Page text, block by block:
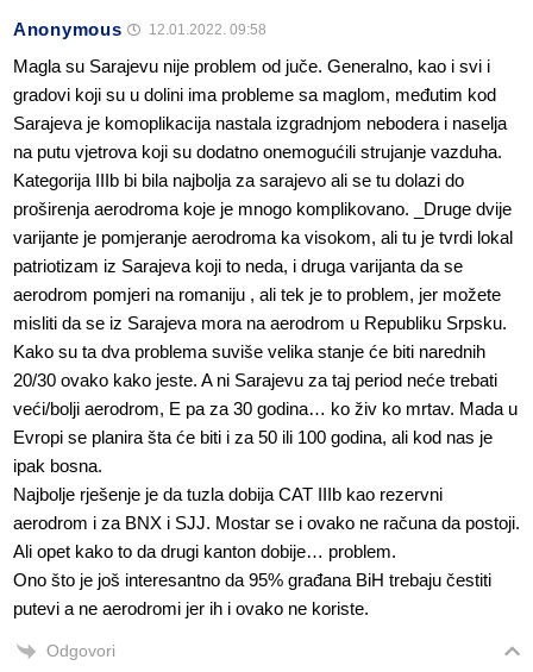
Anonymous 12.01.2022. 09:58
Magla su Sarajevu nije problem od juče. Generalno, kao i svi i
gradovi koji su u dolini ima probleme sa maglom, međutim kod
Sarajeva je komoplikacija nastala izgradnjom nebodera i naselja
na putu vjetrova koji su dodatno onemogućili strujanje vazduha.
Kategorija IIIb bi bila najbolja za sarajevo ali se tu dolazi do
proširenja aerodroma koje je mnogo komplikovano. _Druge dvije
varijante je pomjeranje aerodroma ka visokom, ali tu je tvrdi lokal
patriotizam iz Sarajeva koji to neda, i druga varijanta da se
aerodrom pomjeri na romaniju , ali tek je to problem, jer možete
misliti da se iz Sarajeva mora na aerodrom u Republiku Srpsku.
Kako su ta dva problema suviše velika stanje će biti narednih
20/30 ovako kako jeste. A ni Sarajevu za taj period neće trebati
veći/bolji aerodrom, E pa za 30 godina… ko živ ko mrtav. Mada u
Evropi se planira šta će biti i za 50 ili 100 godina, ali kod nas je
ipak bosna.
Najbolje rješenje je da tuzla dobija CAT IIIb kao rezervni
aerodrom i za BNX i SJJ. Mostar se i ovako ne računa da postoji.
Ali opet kako to da drugi kanton dobije… problem.
Ono što je još interesantno da 95% građana BiH trebaju čestiti
putevi a ne aerodromi jer ih i ovako ne koriste.
Odgovori